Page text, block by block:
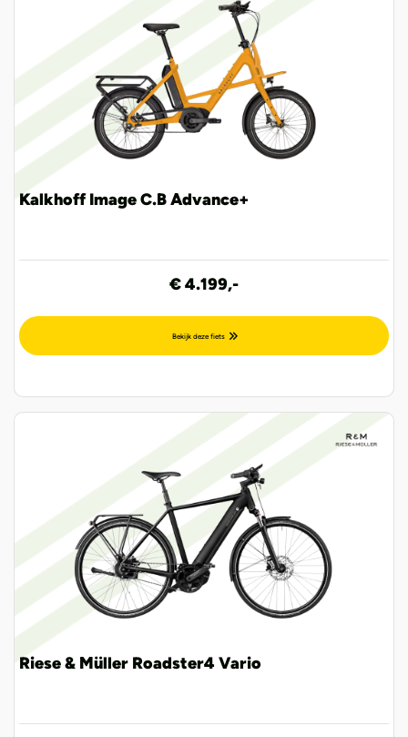
Kalkhoff Image C.B Advance+
€ 4.199,-
Bekijk deze fiets
Riese & Müller Roadster4 Vario